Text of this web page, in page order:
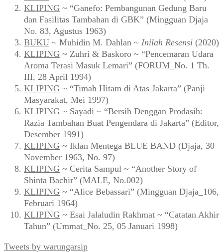
KLIPING ~ “Ganefo: Pembangunan Gedung Baru
dan Fasilitas Tambahan di GBK” (Mingguan Djaja
No. 83, Agustus 1963)
BUKU ~ Muhidin M. Dahlan ~ Inilah Resensi (2020)
KLIPING ~ Zuhri & Baskoro ~ “Pencemaran Udara
Aroma Terasi Masuk Lemari” (FORUM_No. 1 Th.
III, 28 April 1994)
KLIPING ~ “Timah Hitam di Atas Jakarta” (Panji
Masyarakat, Mei 1997)
KLIPING ~ Sayadi ~ “Bersih Denggan Prodasih:
Razia Tambahan Buat Pengendara di Jakarta” (Editor,
Desember 1991)
KLIPING ~ Iklan Mentega BLUE BAND (Djaja, 30
November 1963, No. 97)
KLIPING ~ Cerita Sampul ~ “Another Story of
Shinta Bachir” (MALE, No.002)
KLIPING ~ “Alice Bebassari” (Mingguan Djaja_106,
Februari 1964)
KLIPING ~ Esai Jalaludin Rakhmat ~ “Catatan Akhir
Tahun” (Ummat_No. 25, 05 Januari 1998)
Tweets by warungarsip